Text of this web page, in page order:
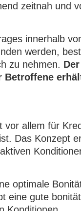
zeitnah und
innerhalb
werden,
zu nehmen.
Betroffene
vor allem für
Das Konzept
optimale
eine gute